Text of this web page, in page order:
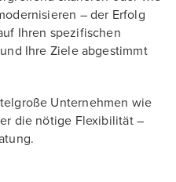
– der Erfolg
Ihren spezifischen
Ihre Ziele abgestimmt
Unternehmen wie
die nötige Flexibilität –